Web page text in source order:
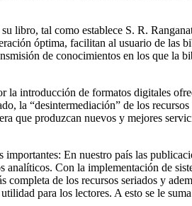
libro, tal como establece S. R.
óptima, facilitan al usuario de
de conocimientos en los que la
la introducción de formatos digitales
la “desintermediación” de los
que produzcan nuevos y mejores
En nuestro país las
analíticos. Con la implementación de
de los recursos seriados y
para los lectores. A esto se le